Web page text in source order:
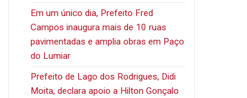
Em um único dia, Prefeito Fred
Campos inaugura mais de 10 ruas
pavimentadas e amplia obras em Paço
do Lumiar
Prefeito de Lago dos Rodrigues, Didi
Moita, declara apoio a Hilton Gonçalo